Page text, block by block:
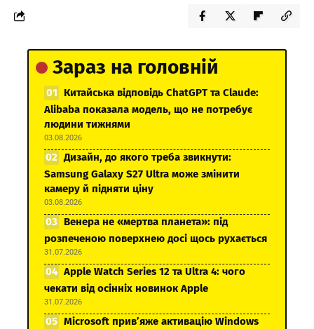
Зараз на головній
Китайська відповідь ChatGPT та Claude:
Alibaba показала модель, що не потребує
людини тижнями
03.08.2026
Дизайн, до якого треба звикнути:
Samsung Galaxy S27 Ultra може змінити
камеру й підняти ціну
03.08.2026
Венера не «мертва планета»: під
розпеченою поверхнею досі щось рухається
31.07.2026
Apple Watch Series 12 та Ultra 4: чого
чекати від осінніх новинок Apple
31.07.2026
Microsoft прив’яже активацію Windows